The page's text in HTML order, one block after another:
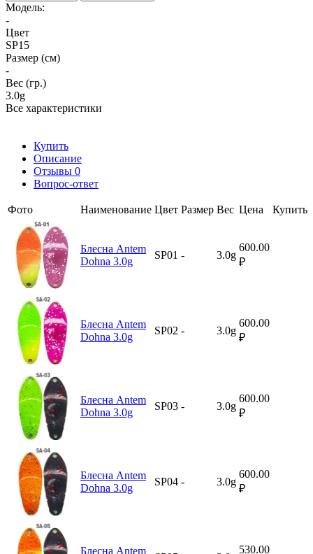
Модель:
-
Цвет
SP15
Размер (см)
-
Вес (гр.)
3.0g
Все характеристики
Купить
Описание
Отзывы 0
Вопрос-ответ
Фото Наименование Цвет Размер Вес Цена Купить
Блесна Antem
Dohna 3.0g
SP01 - 3.0g
600.00
₽
Блесна Antem
Dohna 3.0g
SP02 - 3.0g
600.00
₽
Блесна Antem
Dohna 3.0g
SP03 - 3.0g
600.00
₽
Блесна Antem
Dohna 3.0g
SP04 - 3.0g
600.00
₽
Блесна Antem 530.00